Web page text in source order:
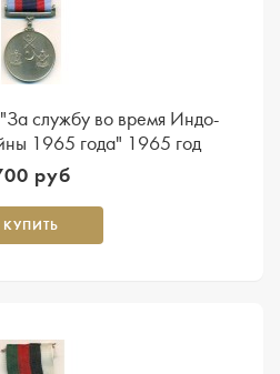
службу во время Индо-
1965 года" 1965 год
руб
КУПИТЬ